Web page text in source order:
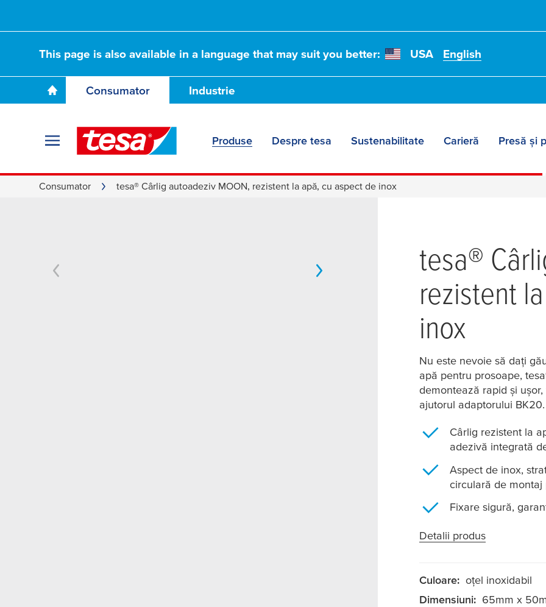
This page is also available in a language that may suit you better: USA English
Consumator Industrie
Produse Despre tesa Sustenabilitate Carieră Presă și
Consumator tesa® Cârlig autoadeziv MOON, rezistent la apă, cu aspect de inox
tesa®
rezistent
inox
Nu este nevoie să dați
apă pentru prosoape, tesa
demontează rapid și
ajutorul adaptorului BK20.
Cârlig rezistent la
adezivă integrată
Aspect de inox,
circulară de montaj
Fixare sigură,
Detalii produs
Culoare: oţel inoxidabil
Dimensiuni: 65mm x